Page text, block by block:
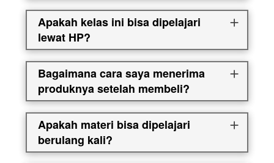
Apakah kelas ini bisa dipelajari
lewat HP?
Bagaimana cara saya menerima
produknya setelah membeli?
Apakah materi bisa dipelajari
berulang kali?